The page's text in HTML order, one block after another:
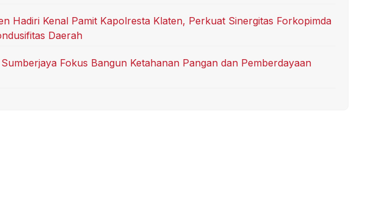
Hadiri Kenal Pamit Kapolresta Klaten, Perkuat Sinergitas Forkopimda
Daerah
Fokus Bangun Ketahanan Pangan dan Pemberdayaan